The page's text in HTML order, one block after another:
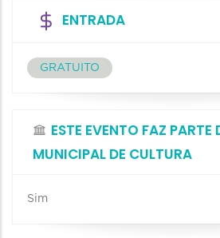
ENTRADA
GRATUITO
ESTE EVENTO FAZ
MUNICIPAL DE CULTURA
Sim